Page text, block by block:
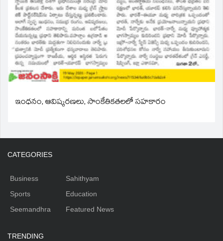
ఇంధనం, ఆవిష్కరణలు, సాంకేతికతలలో సహకారం
CATEGORIES
Business
Sports
Seemandhra
Sahithyam
Education
Featured News
TRENDING